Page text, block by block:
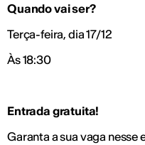
Quando vai ser?
Terça-feira, dia 17/12
Às 18:30
Entrada gratuita!
Garanta a sua vaga